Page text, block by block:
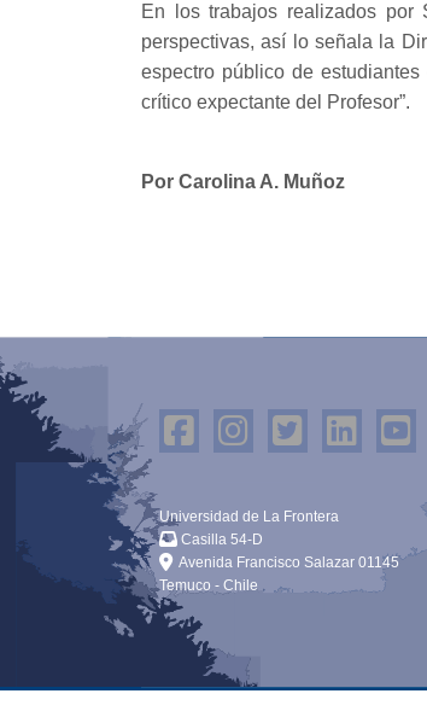
En los trabajos realizados por
perspectivas, así lo señala la
espectro público de
crítico expectante del Profesor”.
Por Carolina A. Muñoz
Universidad de La Frontera
Casilla 54-D
Avenida Francisco Salazar 01145
Temuco - Chile